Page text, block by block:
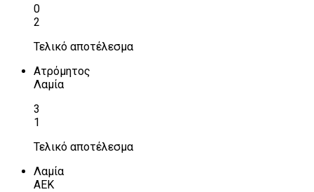
0
2
Τελικό αποτέλεσμα
Ατρόμητος
Λαμία
3
1
Τελικό αποτέλεσμα
Λαμία
ΑΕΚ